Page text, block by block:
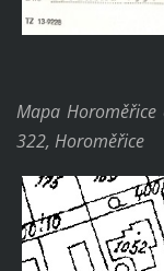
Mapa
322, Horoměřice